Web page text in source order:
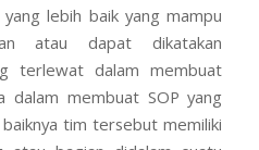
lebih baik yang mampu
atau dapat dikatakan
terlewat dalam membuat
dalam membuat SOP yang
tim tersebut memiliki